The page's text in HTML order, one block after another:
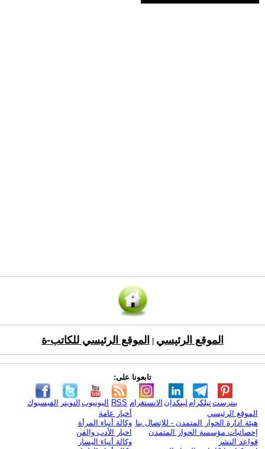
الموقع الرئيسي الموقع الرئيسي للكاتب-ة
تابعونا على:
الفيسبوك التويتر اليوتيوب RSS الانستغرام لينكدإن تيلكرامبنترست
الموقع الرئيسي
هيئة ادارة الحوار المتمدن - للإتصال بنا
إحصائيات مؤسسة الحوار المتمدن
قواعد النشر
أخبار عامة
وكالة أنباء المرأة
اخبار الأدب والفن
وكالة أنباء اليسار